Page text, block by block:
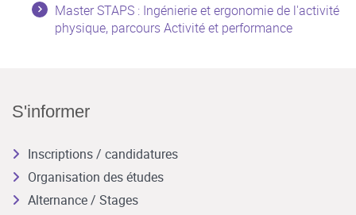
Master STAPS : Ingénierie et ergonomie de l'activité
physique, parcours Activité et performance
S'informer
Inscriptions / candidatures
Organisation des études
Alternance / Stages